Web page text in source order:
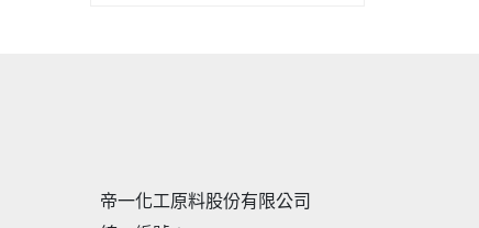
帝一化工原料股份有限公司